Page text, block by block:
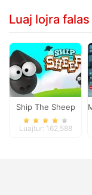
Luaj lojra
Ship The Sheep
Luajtur: 162,588